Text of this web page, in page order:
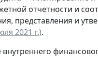
отчетности и
представления и
2021 г.).